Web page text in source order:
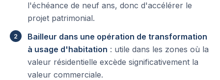
l'échéance de neuf ans, donc d'accélérer le
projet patrimonial.
Bailleur dans une opération de transformation
à usage d'habitation : utile dans les zones où la
valeur résidentielle excède significativement la
valeur commerciale.